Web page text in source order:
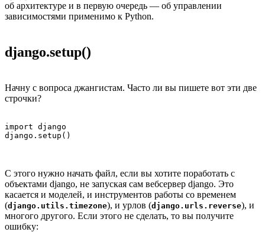
об архитектуре и в первую очередь — об управлении
зависимостями применимо к Python.
django.setup()
Начну с вопроса джангистам. Часто ли вы пишете вот эти две
строчки?
import django
С этого нужно начать файл, если вы хотите поработать с
объектами django, не запуская сам вебсервер django. Это
касается и моделей, и инструментов работы со временем
(django.utils.timezone), и урлов (django.urls.reverse), и
многого другого. Если этого не сделать, то вы получите
ошибку: